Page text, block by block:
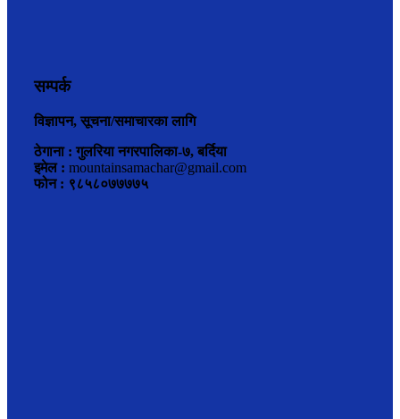
सम्पर्क
विज्ञापन, सूचना/समाचारका लागि
ठेगाना : गुलरिया नगरपालिका-७, बर्दिया
इमेल : mountainsamachar@gmail.com
फोन : ९८५८०७७७७५